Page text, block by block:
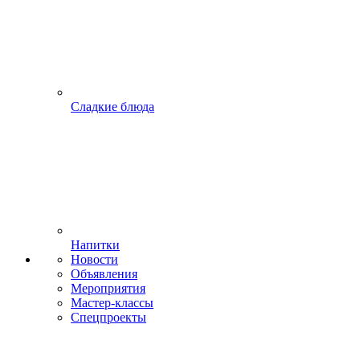
Сладкие блюда
Напитки
Новости
Объявления
Мероприятия
Мастер-классы
Спецпроекты